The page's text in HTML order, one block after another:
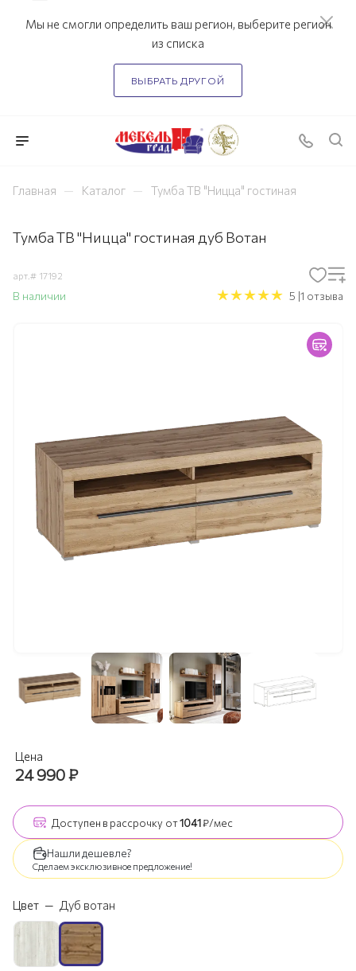
Мы не смогли определить ваш регион, выберите регион
из списка
ВЫБРАТЬ ДРУГОЙ
Главная — Каталог — Тумба ТВ "Ницца" гостиная
Тумба ТВ "Ницца" гостиная дуб Вотан
арт.# 17192
В наличии 5 |1 отзыва
Цена
24 990₽
Доступен в рассрочку от1041₽/мес
Нашли дешевле?
Сделаем эксклюзивное предложение!
Цвет — Дуб вотан